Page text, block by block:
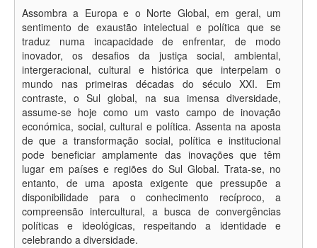
Assombra a Europa e o Norte Global, em geral, um
sentimento de exaustão intelectual e política que se
traduz numa incapacidade de enfrentar, de modo
inovador, os desafios da justiça social, ambiental,
intergeracional, cultural e histórica que interpelam o
mundo nas primeiras décadas do século XXI. Em
contraste, o Sul global, na sua imensa diversidade,
assume-se hoje como um vasto campo de inovação
económica, social, cultural e política. Assenta na aposta
de que a transformação social, política e institucional
pode beneficiar amplamente das inovações que têm
lugar em países e regiões do Sul Global. Trata-se, no
entanto, de uma aposta exigente que pressupõe a
disponibilidade para o conhecimento recíproco, a
compreensão intercultural, a busca de convergências
políticas e ideológicas, respeitando a identidade e
celebrando a diversidade.